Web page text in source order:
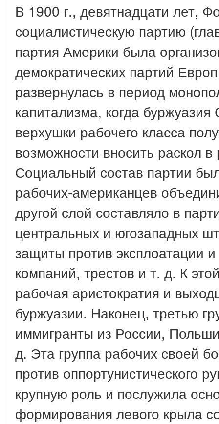
В 1900 г., девятнадцати лет,
социалистическую партию
партия Америки была
демократических партий
развернулась в период
капитализма, когда
верхушки рабочего класса
возможности вносить раскол
Социальный состав партии
рабочих-американцев
другой слой составляло в
центральных и югозападных
защиты против эксплоатации
компаний, трестов и т. д. К
рабочая аристократия и
буржуазии. Наконец, третью
иммигранты из России,
д. Эта группа рабочих своей
против оппортунистического
крупную роль и послужила
формирования левого крыла